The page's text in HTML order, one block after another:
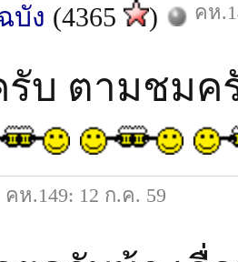
บัง (4365 ) คห
รับ ตามชม
คห.149: 12 ก.ค. 59